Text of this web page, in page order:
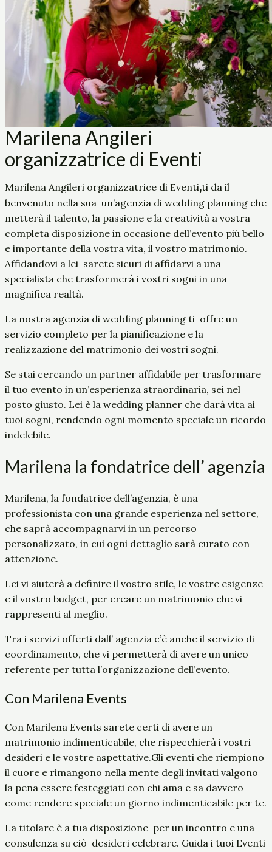
Marilena Angileri
organizzatrice di Eventi
Marilena Angileri organizzatrice di Eventi,ti da il
benvenuto nella sua un’agenzia di wedding planning che
metterà il talento, la passione e la creatività a vostra
completa disposizione in occasione dell’evento più bello
e importante della vostra vita, il vostro matrimonio.
Affidandovi a lei sarete sicuri di affidarvi a una
specialista che trasformerà i vostri sogni in una
magnifica realtà.
La nostra agenzia di wedding planning ti offre un
servizio completo per la pianificazione e la
realizzazione del matrimonio dei vostri sogni.
Se stai cercando un partner affidabile per trasformare
il tuo evento in un’esperienza straordinaria, sei nel
posto giusto. Lei è la wedding planner che darà vita ai
tuoi sogni, rendendo ogni momento speciale un ricordo
indelebile.
Marilena la fondatrice dell’ agenzia
Marilena, la fondatrice dell’agenzia, è una
professionista con una grande esperienza nel settore,
che saprà accompagnarvi in un percorso
personalizzato, in cui ogni dettaglio sarà curato con
attenzione.
Lei vi aiuterà a definire il vostro stile, le vostre esigenze
e il vostro budget, per creare un matrimonio che vi
rappresenti al meglio.
Tra i servizi offerti dall’ agenzia c’è anche il servizio di
coordinamento, che vi permetterà di avere un unico
referente per tutta l’organizzazione dell’evento.
Con Marilena Events
Con Marilena Events sarete certi di avere un
matrimonio indimenticabile, che rispecchierà i vostri
desideri e le vostre aspettative.Gli eventi che riempiono
il cuore e rimangono nella mente degli invitati valgono
la pena essere festeggiati con chi ama e sa davvero
come rendere speciale un giorno indimenticabile per te.
La titolare è a tua disposizione per un incontro e una
consulenza su ciò desideri celebrare. Guida i tuoi Eventi